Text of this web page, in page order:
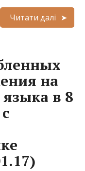
Читати далі
на
языка в 8